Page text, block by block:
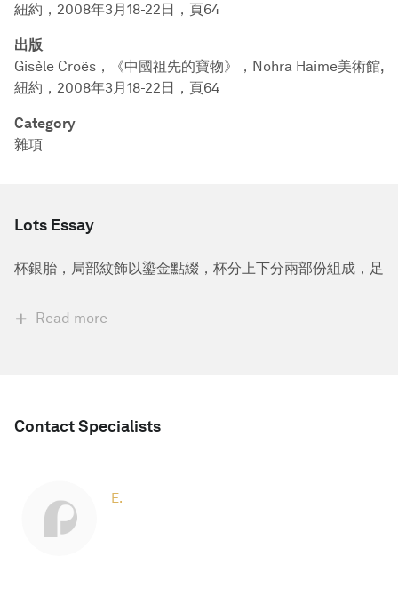
紐約，2008年3月18-22日，頁64
出版
Gisèle Croës，《中國祖先的寶物》，Nohra Haime美術館,
紐約，2008年3月18-22日，頁64
Category
雜項
Lots Essay
杯銀胎，局部紋飾以鎏金點綴，杯分上下分兩部份組成，足
Read more
Contact Specialists
E.